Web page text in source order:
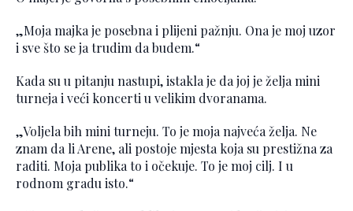
„Moja majka je posebna i plijeni pažnju. Ona je moj uzor
i sve što se ja trudim da budem.“
Kada su u pitanju nastupi, istakla je da joj je želja mini
turneja i veći koncerti u velikim dvoranama.
„Voljela bih mini turneju. To je moja najveća želja. Ne
znam da li Arene, ali postoje mjesta koja su prestižna za
raditi. Moja publika to i očekuje. To je moj cilj. I u
rodnom gradu isto.“